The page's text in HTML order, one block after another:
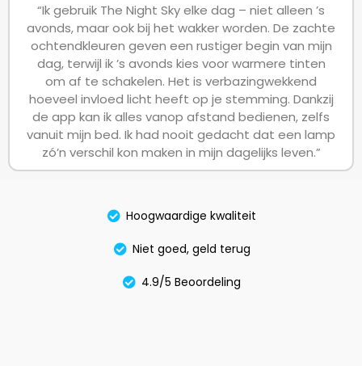
“Ik gebruik The Night Sky elke dag – niet alleen ’s
avonds, maar ook bij het wakker worden. De zachte
ochtendkleuren geven een rustiger begin van mijn
dag, terwijl ik ’s avonds kies voor warmere tinten
om af te schakelen. Het is verbazingwekkend
hoeveel invloed licht heeft op je stemming. Dankzij
de app kan ik alles vanop afstand bedienen, zelfs
vanuit mijn bed. Ik had nooit gedacht dat een lamp
zó’n verschil kon maken in mijn dagelijks leven.”
Hoogwaardige kwaliteit
Niet goed, geld terug
4.9/5 Beoordeling